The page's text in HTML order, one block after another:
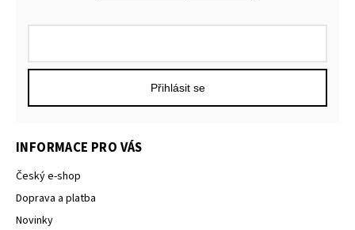
INFORMACE PRO VÁS
Český e-shop
Doprava a platba
Novinky
Přihlásit se